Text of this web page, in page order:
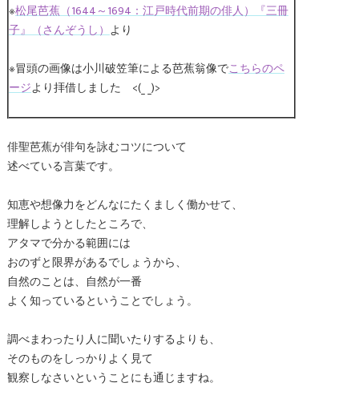
※松尾芭蕉（1644～1694：江戸時代前期の俳人）『三冊
子』（さんぞうし）より
※冒頭の画像は小川破笠筆による芭蕉翁像でこちらのペ
ージより拝借しました <(_ _)>
俳聖芭蕉が俳句を詠むコツについて
述べている言葉です。
知恵や想像力をどんなにたくましく働かせて、
理解しようとしたところで、
アタマで分かる範囲には
おのずと限界があるでしょうから、
自然のことは、自然が一番
よく知っているということでしょう。
調べまわったり人に聞いたりするよりも、
そのものをしっかりよく見て
観察しなさいということにも通じますね。